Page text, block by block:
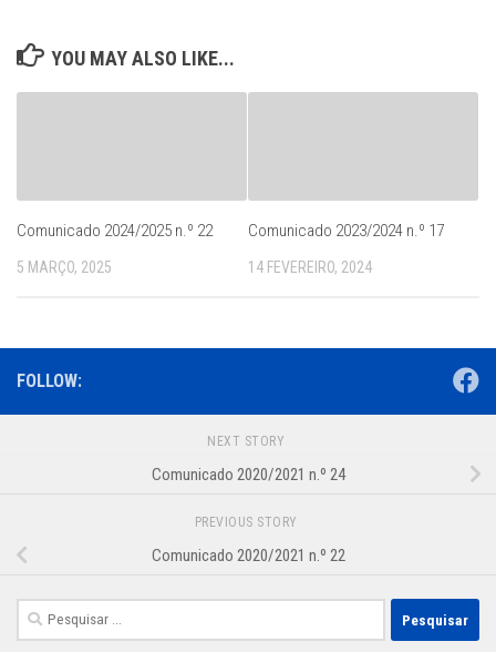
YOU MAY ALSO LIKE...
Comunicado 2024/2025 n.º 22
5 MARÇO, 2025
Comunicado 2023/2024 n.º 17
14 FEVEREIRO, 2024
FOLLOW:
NEXT STORY
Comunicado 2020/2021 n.º 24
PREVIOUS STORY
Comunicado 2020/2021 n.º 22
Pesquisar
por: